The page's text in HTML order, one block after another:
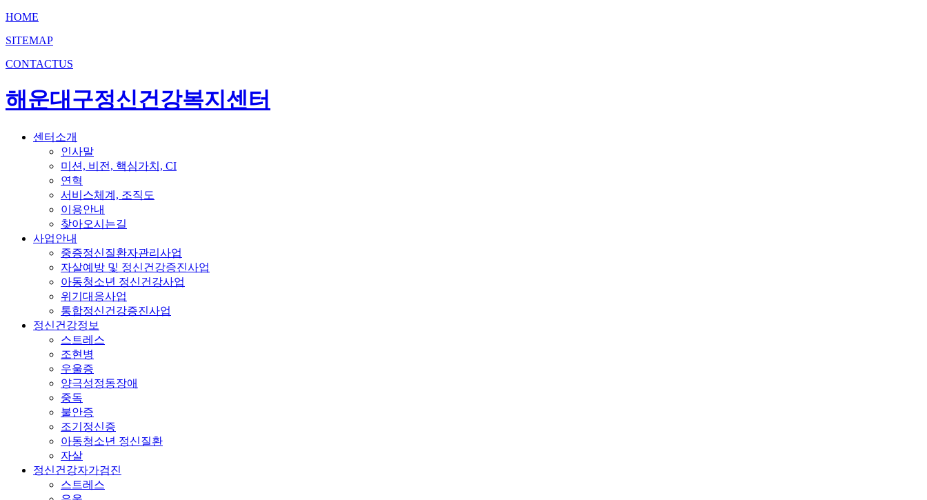
HOME
SITEMAP
CONTACTUS
해운대구정신건강복지센터
센터소개
인사말
미션, 비전, 핵심가치, CI
연혁
서비스체계, 조직도
이용안내
찾아오시는길
사업안내
중증정신질환자관리사업
자살예방 및 정신건강증진사업
아동청소년 정신건강사업
위기대응사업
통합정신건강증진사업
정신건강정보
스트레스
조현병
우울증
양극성정동장애
중독
불안증
조기정신증
아동청소년 정신질환
자살
정신건강자가검진
스트레스